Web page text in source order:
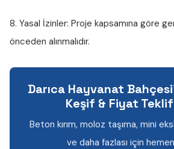
8. Yasal İzinler: Proje kapsamına göre
önceden alınmalıdır.
Darıca Hayvanat
Keşif & Fiyat
Beton kırım, moloz taşıma, mini
ve daha fazlası için hemen